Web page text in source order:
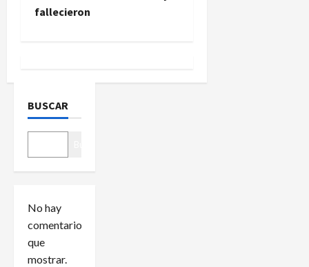
g
i
ó
n
e
e
fallecieron
BUSCAR
No hay
comentarios
que
mostrar.